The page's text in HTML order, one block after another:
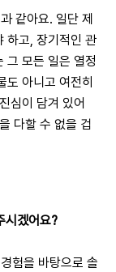
같아요. 일단 제
하고, 장기적인 관
그 모든 일은 열정
도 아니고 여전히
심이 담겨 있어
다할 수 없을 겁
시겠어요?
험을 바탕으로 솔